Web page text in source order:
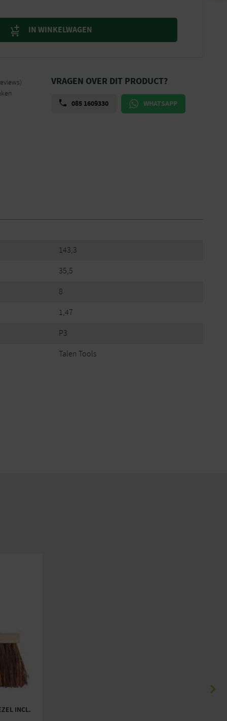
IN WINKELWAGEN
VRAGEN OVER DIT PRODUCT?
085 1609330 WHATSAPP
143,3
35,5
8
1,47
P3
Talen Tools
INCL.